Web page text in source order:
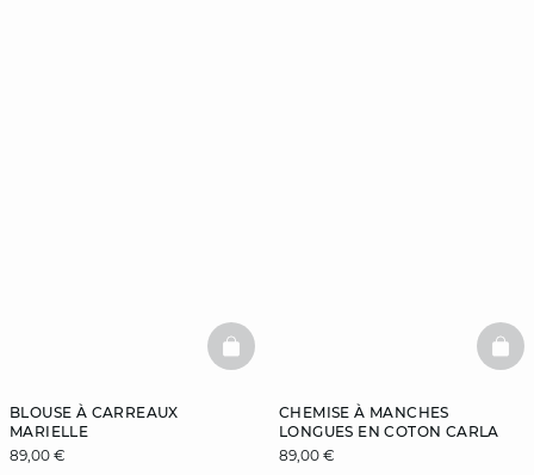
BLOUSE À CARREAUX
MARIELLE
89,00 €
BASKETFULL
CHEMISE À MANCHES
LONGUES EN COTON CARLA
89,00 €